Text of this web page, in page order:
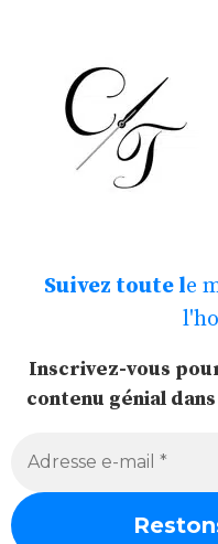
Suivez toute le
Inscrivez-vous
contenu génial